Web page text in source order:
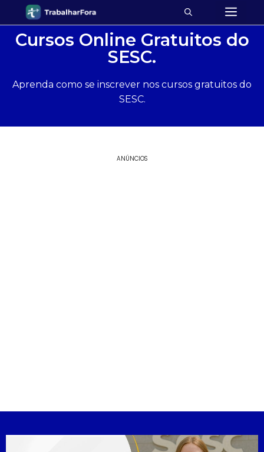
Cursos Online Gratuitos do
SESC.
Aprenda como se inscrever nos cursos gratuitos do
SESC.
ANÚNCIOS